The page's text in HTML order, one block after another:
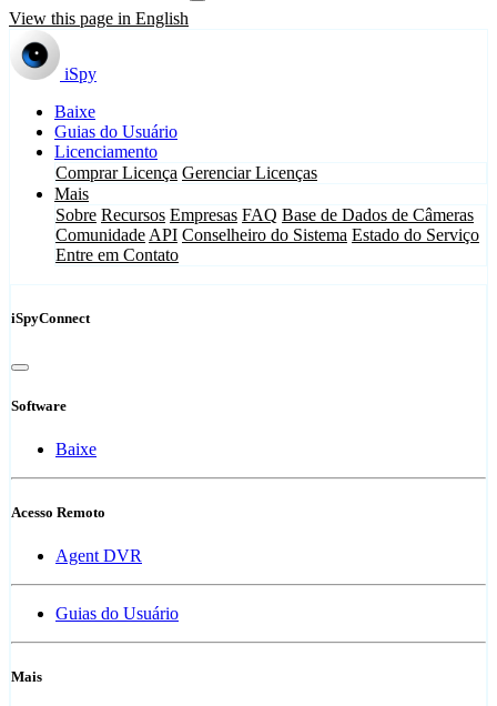
View this page in English
iSpy
Baixe
Guias do Usuário
Licenciamento
Comprar Licença Gerenciar Licenças
Mais
Sobre Recursos Empresas FAQ Base de Dados de Câmeras
Comunidade API Conselheiro do Sistema Estado do Serviço
Entre em Contato
iSpyConnect
Software
Baixe
Acesso Remoto
Agent DVR
Guias do Usuário
Mais